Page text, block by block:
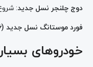
دوج چلنجر نسل جدید: شروع از
فورد موستانگ نسل جدید (2016)
خودروهای